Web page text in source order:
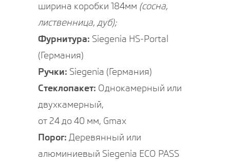
ширина коробки 184мм (сосна,
лиственница, дуб);
Фурнитура: Siegenia HS-Portal
(Германия)
Ручки: Siegenia (Германия)
Стеклопакет: Однокамерный или
двухкамерный,
от 24 до 40 мм, Gmax
Порог: Деревянный или
алюминиевый Siegenia ECO PASS